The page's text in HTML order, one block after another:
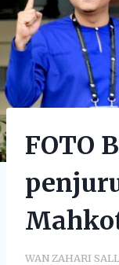
FOTO
WAN ZAHARI